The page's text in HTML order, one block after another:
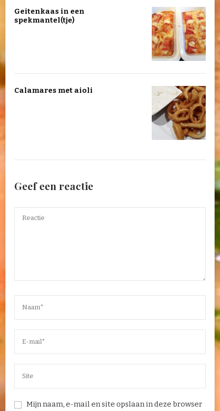
Geitenkaas in een
spekmantel(tje)
Calamares met aioli
Geef een reactie
Mijn naam, e-mail en site opslaan in deze browser